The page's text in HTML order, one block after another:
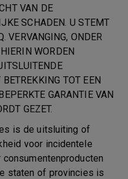
VAN DE
SCHADEN. U STEMT
VERVANGING, ONDER
WORDEN
TOT EEN
GARANTIE VAN
GEZET.
is de uitsluiting of
voor incidentele
staten of provincies is